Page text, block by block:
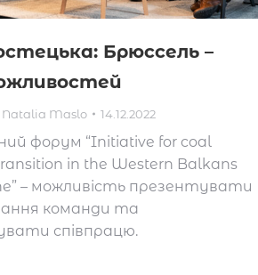
Брюссель –
Natalia Maslo 14.12.2022
форум “Initiative for coal
in the Western Balkans
– можливість презентувати
команди та
співпрацю.